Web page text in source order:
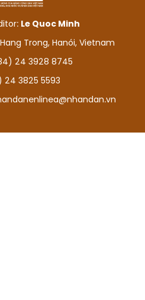
DE AMISTAD
MULTIMEDIA
Le Quoc Minh
Trong, Hanói, Vietnam
24 3928 8745
24 3825 5593